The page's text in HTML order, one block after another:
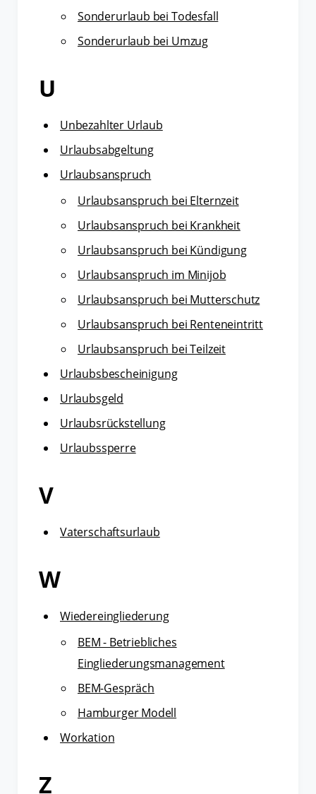
Sonderurlaub bei Todesfall
Sonderurlaub bei Umzug
U
Unbezahlter Urlaub
Urlaubsabgeltung
Urlaubsanspruch
Urlaubsanspruch bei Elternzeit
Urlaubsanspruch bei Krankheit
Urlaubsanspruch bei Kündigung
Urlaubsanspruch im Minijob
Urlaubsanspruch bei Mutterschutz
Urlaubsanspruch bei Renteneintritt
Urlaubsanspruch bei Teilzeit
Urlaubsbescheinigung
Urlaubsgeld
Urlaubsrückstellung
Urlaubssperre
V
Vaterschaftsurlaub
W
Wiedereingliederung
BEM - Betriebliches
Eingliederungsmanagement
BEM-Gespräch
Hamburger Modell
Workation
Z